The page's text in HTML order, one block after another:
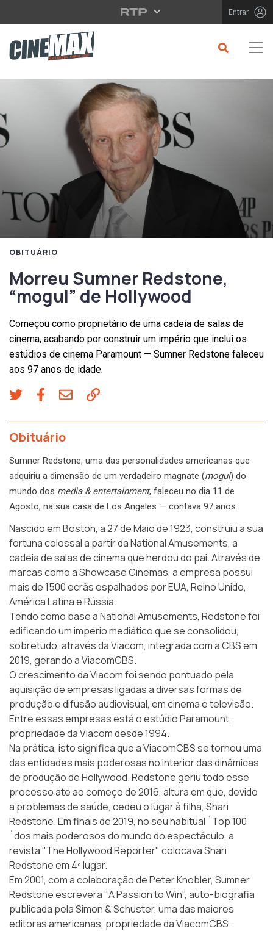
Saltar para o conteúdo principal Entrar
OBITUÁRIO
Morreu Sumner Redstone,
“mogul” de Hollywood
Começou como proprietário de uma cadeia de salas de
cinema, acabando por construir um império que inclui os
estúdios de cinema Paramount — Sumner Redstone faleceu
aos 97 anos de idade.
Obituário
Sumner Redstone, uma das personalidades americanas que
adquiriu a dimensão de um verdadeiro magnate (mogul) do
mundo dos media & entertainment, faleceu no dia 11 de
Agosto, na sua casa de Los Angeles — contava 97 anos.
Nascido em Boston, a 27 de Maio de 1923, construiu a sua
fortuna colossal a partir da National Amusements, a
cadeia de salas de cinema que herdou do pai. Através de
marcas como aShowcase Cinemas, a empresa possui
mais de 1500 ecrãs espalhados por EUA, Reino Unido,
América Latina e Rússia.
Tendo como base a National Amusements, Redstone foi
edificando um império mediático que se consolidou,
sobretudo, através da Viacom, integrada com a CBS em
2019, gerando aViacomCBS.
O crescimento da Viacom foi sendo pontuado pela
aquisição de empresas ligadas a diversas formas de
produção e difusão audiovisual, em cinema e televisão.
Entre essas empresas está o estúdioParamount,
propriedade da Viacom desde 1994.
Na prática, isto significa que a ViacomCBS se tornou uma
das entidades mais poderosas no interior das dinâmicas
de produção de Hollywood. Redstone geriu todo esse
processo até ao começo de 2016, altura em que, devido
a problemas de saúde, cedeu o lugar à filha, Shari
Redstone. Em finais de 2019, no seu habitual ´Top 100
´dos mais poderosos do mundo do espectáculo, a
revista"The Hollywood Reporter" colocava Shari
Redstone em 4º lugar.
Em 2001, com a colaboração de Peter Knobler, Sumner
Redstone escrevera"A Passion to Win", auto-biografia
publicada pela Simon & Schuster, uma das maiores
editoras americanas, propriedade da ViacomCBS.